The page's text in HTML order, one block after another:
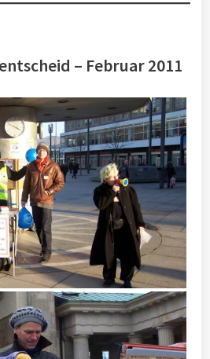
– Februar 2011